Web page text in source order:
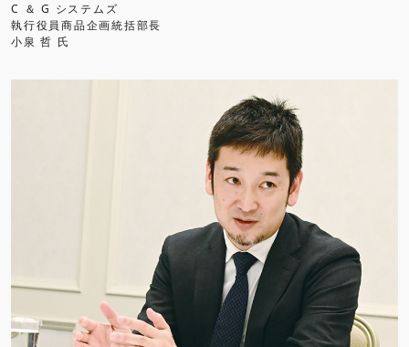
C ＆ G システムズ
執行役員商品企画統括部長
小泉 哲 氏